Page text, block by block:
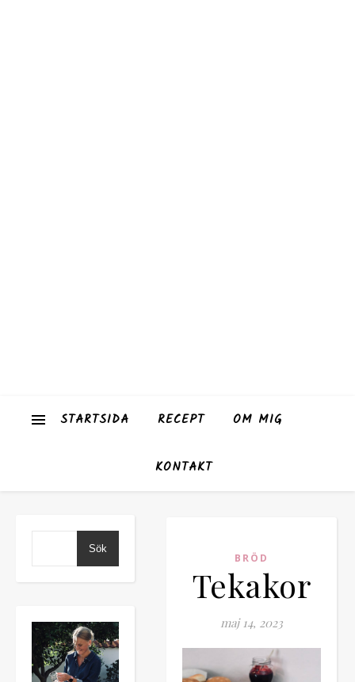
STARTSIDA RECEPT OM MIG
KONTAKT
Sök
BRÖD
Tekakor
maj 14, 2023